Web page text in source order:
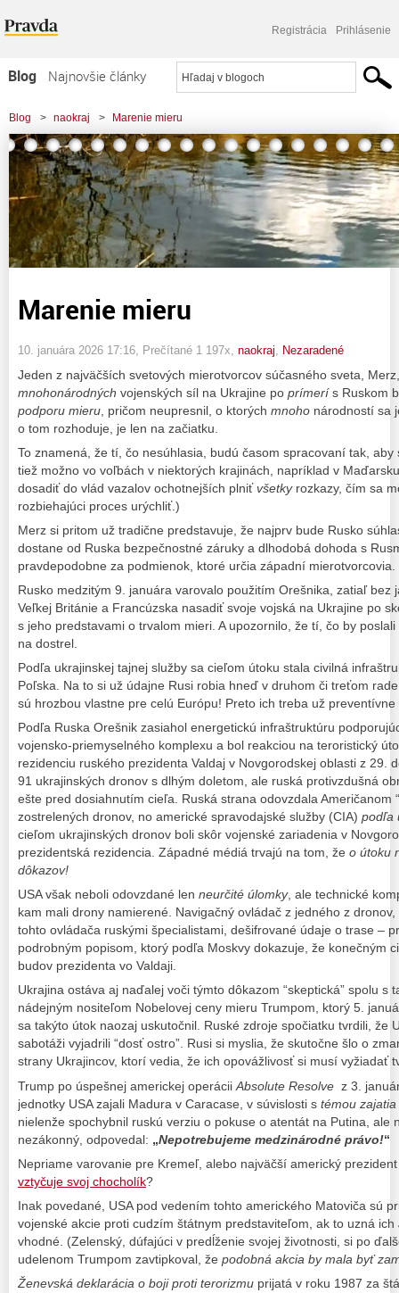
Registrácia Prihlásenie
Blog
Najnovšie články
Najčítanejšie články
Najkomentovanejšie články
Zoznam blogov
Komerčné blogy
Blog > naokraj > Marenie mieru
Marenie mieru
10. januára 2026 17:16 , Prečítané 1 197x, naokraj Nezaradené
Jeden z najväčších svetových mierotvorcov súčasného sveta,
mnohonárodných vojenských síl na Ukrajine po prímerís Ruskom
podporu mieru , pričom neupresnil, o ktorých mnoho národností sa
o tom rozhoduje, je len na začiatku.
To znamená, že tí, čo nesúhlasia, budú časom spracovaní tak,
tiež možno vo voľbách v niektorých krajinách, napríklad v
dosadiť do vlád vazalov ochotnejších plniťvšetkyrozkazy, čím sa
rozbiehajúci proces urýchliť.)
Merz si pritom už tradične predstavuje, že najprv bude Rusko
dostane od Ruska bezpečnostné záruky a dlhodobá dohoda s
pravdepodobne za podmienok, ktoré určia západní mierotvorcovia.
Rusko medzitým 9. januára varovalo použitím Orešnika, zatiaľ bez
Veľkej Británie a Francúzska nasadiť svoje vojská na Ukrajine po
s jeho predstavami o trvalom mieri. A upozornilo, že tí, čo by
na dostrel.
Podľa ukrajinskej tajnej služby sa cieľom útoku stala civilná
Poľska. Na to si už údajne Rusi robia hneď v druhom či treťom
sú hrozbou vlastne pre celú Európu! Preto ich treba už preventívne
Podľa Ruska Orešnik zasiahol energetickú infraštruktúru
vojensko-priemyselného komplexu a bol reakciou na teroristický
rezidenciu ruského prezidenta Valdaj v Novgorodskej oblasti z 29.
91 ukrajinských dronov s dlhým doletom, ale ruská protivzdušná
ešte pred dosiahnutím cieľa. Ruská strana odovzdala Američanom
zostrelených dronov, no americké spravodajské služby (CIA) podľa
cieľom ukrajinských dronov boli skôr vojenské zariadenia v
prezidentská rezidencia. Západné médiá trvajú na tom, že o útoku
dôkazov!
USA však neboli odovzdané len neurčité úlomky, ale technické
kam mali drony namierené. Navigačný ovládač z jedného z
tohto ovládača ruskými špecialistami, dešifrované údaje o trase –
podrobným popisom, ktorý podľa Moskvy dokazuje, že konečným
budov prezidenta vo Valdaji.
Ukrajina ostáva aj naďalej voči týmto dôkazom “skeptická” spolu s
nádejným nositeľom Nobelovej ceny mieru Trumpom, ktorý 5.
sa takýto útok naozaj uskutočnil. Ruské zdroje spočiatku tvrdili, že
sabotáži vyjadrili “dosť ostro”. Rusi si myslia, že skutočne šlo o
strany Ukrajincov, ktorí vedia, že ich opovážlivosť si musí vyžiadať
Trump po úspešnej americkej operácii Absolute Resolve z 3.
jednotky USA zajali Madura v Caracase, v súvislosti s témou
nielenže spochybnil ruskú verziu o pokuse o atentát na Putina, ale
nezákonný, odpovedal: „Nepotrebujeme medzinárodné právo!“
Nepriame varovanie pre Kremeľ, alebo najväčší americký
vztyčuje svoj chocholík?
Inak povedané, USA pod vedením tohto amerického Matoviča sú
vojenské akcie proti cudzím štátnym predstaviteľom, ak to uzná ich
vhodné. (Zelenský, dúfajúci v predĺženie svojej životnosti, si po
udelenom Trumpom zavtipkoval, že podobná akcia by mala byť
Ženevská deklarácia o boji proti terorizmu prijatá v roku 1987 za